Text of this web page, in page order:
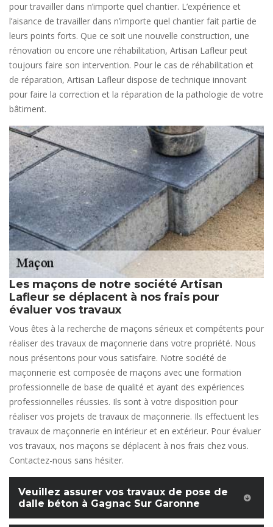
pour travailler dans n’importe quel chantier. L’expérience et
l’aisance de travailler dans n’importe quel chantier fait partie de
leurs points forts. Que ce soit une nouvelle construction, une
rénovation ou encore une réhabilitation, Artisan Lafleur peut
toujours faire son intervention. Pour le cas de réhabilitation et
de réparation, Artisan Lafleur dispose de technique innovant
pour faire la correction et la réparation de la pathologie de votre
bâtiment.
Les maçons de notre société Artisan
Lafleur se déplacent à nos frais pour
évaluer vos travaux
Vous êtes à la recherche de maçons sérieux et compétents pour
réaliser des travaux de maçonnerie dans votre propriété. Nous
nous présentons pour vous satisfaire. Notre société de
maçonnerie est composée de maçons avec une formation
professionnelle de base de qualité et ayant des expériences
professionnelles réussies. Ils sont à votre disposition pour
réaliser vos projets de travaux de maçonnerie. Ils effectuent les
travaux de maçonnerie en intérieur et en extérieur. Pour évaluer
vos travaux, nos maçons se déplacent à nos frais chez vous.
Contactez-nous sans hésiter.
Veuillez assurer vos travaux de pose de
dalle béton à Gagnac Sur Garonne